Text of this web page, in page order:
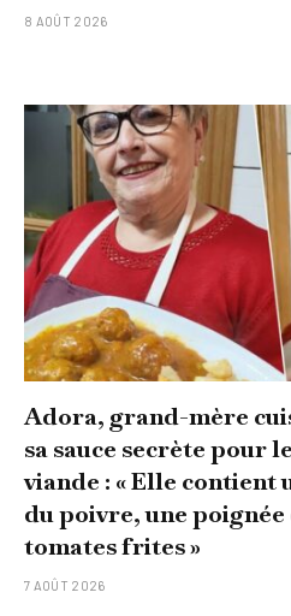
8 AOÛT 2026
Adora, grand-mère
sa sauce secrète pour
viande : « Elle contient
du poivre, une poignée
tomates frites »
7 AOÛT 2026